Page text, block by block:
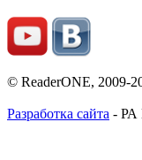
© ReaderONE, 2009-
Разработка сайта - РА